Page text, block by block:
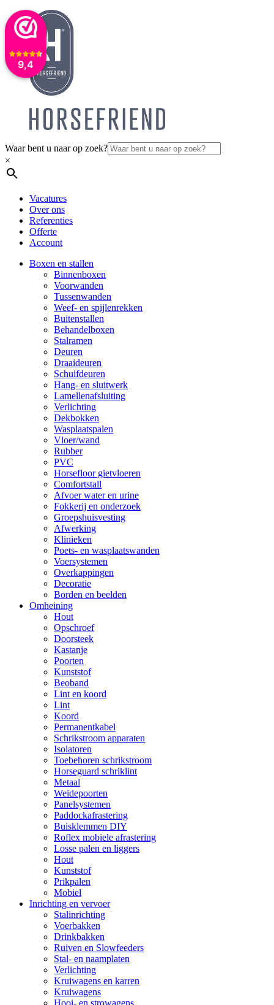
9,4
Waar bent u naar op zoek?
×
Vacatures
Over ons
Referenties
Offerte
Account
Boxen en stallen
Binnenboxen
Voorwanden
Tussenwanden
Weef- en spijlenrekken
Buitenstallen
Behandelboxen
Stalramen
Deuren
Draaideuren
Schuifdeuren
Hang- en sluitwerk
Lamellenafsluiting
Verlichting
Dekbokken
Wasplaatspalen
Vloer/wand
Rubber
PVC
Horsefloor gietvloeren
Comfortstall
Afvoer water en urine
Fokkerij en onderzoek
Groepshuisvesting
Afwerking
Klinieken
Poets- en wasplaatswanden
Voersystemen
Overkappingen
Decoratie
Borden en beelden
Omheining
Hout
Opschroef
Doorsteek
Kastanje
Poorten
Kunststof
Beoband
Lint en koord
Lint
Koord
Permanentkabel
Schrikstroom apparaten
Isolatoren
Toebehoren schrikstroom
Horseguard schriklint
Metaal
Weidepoorten
Panelsystemen
Paddockafrastering
Buisklemmen DIY
Roflex mobiele afrastering
Losse palen en liggers
Hout
Kunststof
Prikpalen
Mobiel
Inrichting en vervoer
Stalinrichting
Voerbakken
Drinkbakken
Ruiven en Slowfeeders
Stal- en naamplaten
Verlichting
Kruiwagens en karren
Kruiwagens
Hooi- en strowagens